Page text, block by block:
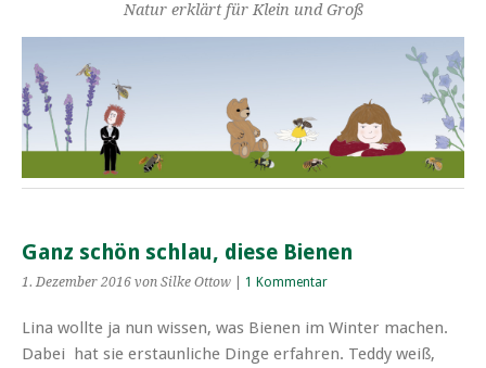
Natur erklärt für Klein und Groß
Ganz schön schlau, diese Bienen
1. Dezember 2016 von Silke Ottow 1 Kommentar
Lina wollte ja nun wissen, was Bienen im Winter machen.
Dabei hat sie erstaunliche Dinge erfahren. Teddy weiß,